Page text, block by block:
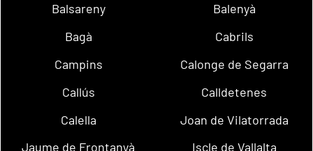
Balsareny
Balenyà
Bagà
Cabrils
Campins
Calonge de Segarra
Callús
Calldetenes
Calella
Joan de Vilatorrada
Jaume de Frontanyà
Iscle de Vallalta